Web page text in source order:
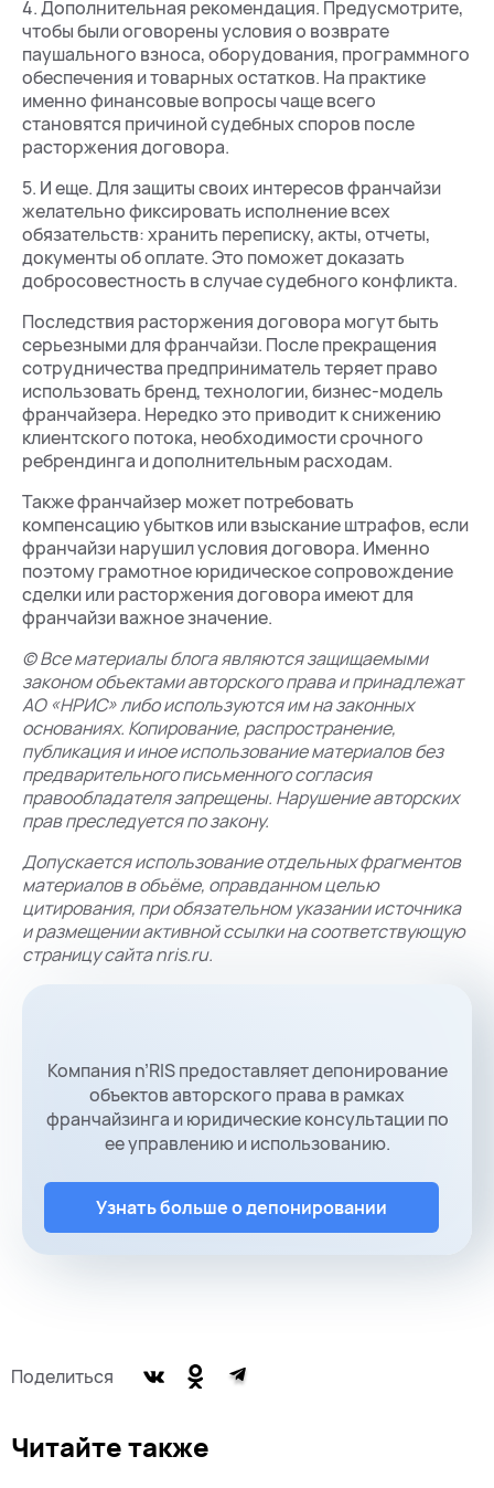
4. Дополнительная рекомендация. Предусмотрите,
чтобы были оговорены условия о возврате
паушального взноса, оборудования, программного
обеспечения и товарных остатков. На практике
именно финансовые вопросы чаще всего
становятся причиной судебных споров после
расторжения договора.
5. И еще. Для защиты своих интересов франчайзи
желательно фиксировать исполнение всех
обязательств: хранить переписку, акты, отчеты,
документы об оплате. Это поможет доказать
добросовестность в случае судебного конфликта.
Последствия расторжения договора могут быть
серьезными для франчайзи. После прекращения
сотрудничества предприниматель теряет право
использовать бренд, технологии, бизнес-модель
франчайзера. Нередко это приводит к снижению
клиентского потока, необходимости срочного
ребрендинга и дополнительным расходам.
Также франчайзер может потребовать
компенсацию убытков или взыскание штрафов, если
франчайзи нарушил условия договора. Именно
поэтому грамотное юридическое сопровождение
сделки или расторжения договора имеют для
франчайзи важное значение.
© Все материалы блога являются защищаемыми
законом объектами авторского права и принадлежат
АО «НРИС» либо используются им на законных
основаниях. Копирование, распространение,
публикация и иное использование материалов без
предварительного письменного согласия
правообладателя запрещены. Нарушение авторских
прав преследуется по закону.
Допускается использование отдельных фрагментов
материалов в объёме, оправданном целью
цитирования, при обязательном указании источника
и размещении активной ссылки на соответствующую
страницу сайта nris.ru.
Компания n’RIS предоставляет депонирование
объектов авторского права в рамках
франчайзинга и юридические консультации по
ее управлению и использованию.
Узнать больше о депонировании
Поделиться
Читайте также